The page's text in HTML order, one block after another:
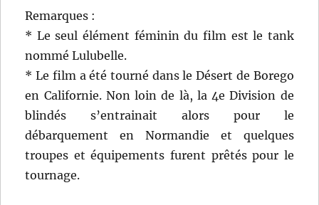
Remarques :
* Le seul élément féminin du film est le tank
nommé Lulubelle.
* Le film a été tourné dans le Désert de Borego
en Californie. Non loin de là, la 4e Division de
blindés s’entrainait alors pour le
débarquement en Normandie et quelques
troupes et équipements furent prêtés pour le
tournage.